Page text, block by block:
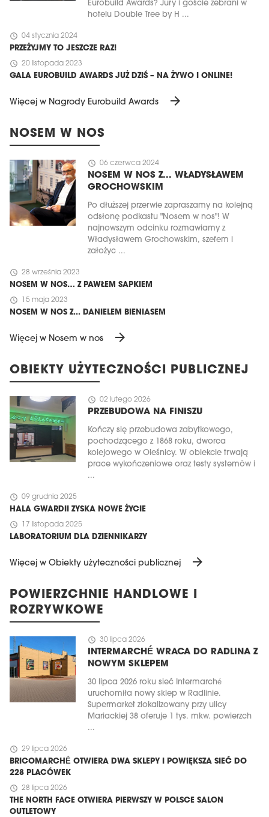
Eurobuild Awards? Jury i goście zebrani w
hotelu Double Tree by H ...
schedule 04 stycznia 2024
PRZEŻYJMY TO JESZCZE RAZ!
schedule 20 listopada 2023
GALA EUROBUILD AWARDS JUŻ DZIŚ – NA ŻYWO I ONLINE!
Więcej w Nagrody Eurobuild Awards arrow_forward
NOSEM W NOS
schedule 06 czerwca 2024
NOSEM W NOS Z... WŁADYSŁAWEM
GROCHOWSKIM
Po dłuższej przerwie zapraszamy na kolejną
odsłonę podkastu "Nosem w nos"! W
najnowszym odcinku rozmawiamy z
Władysławem Grochowskim, szefem i
założyc ...
schedule 28 września 2023
NOSEM W NOS… Z PAWŁEM SAPKIEM
schedule 15 maja 2023
NOSEM W NOS Z... DANIELEM BIENIASEM
Więcej w Nosem w nos arrow_forward
OBIEKTY UŻYTECZNOŚCI PUBLICZNEJ
schedule 02 lutego 2026
PRZEBUDOWA NA FINISZU
Kończy się przebudowa zabytkowego,
pochodzącego z 1868 roku, dworca
kolejowego w Oleśnicy. W obiekcie trwają
prace wykończeniowe oraz testy systemów i
...
schedule 09 grudnia 2025
HALA GWARDII ZYSKA NOWE ŻYCIE
schedule 17 listopada 2025
LABORATORIUM DLA DZIENNIKARZY
Więcej w Obiekty użyteczności publicznej arrow_forward
POWIERZCHNIE HANDLOWE I
ROZRYWKOWE
schedule 30 lipca 2026
INTERMARCHÉ WRACA DO RADLINA Z
NOWYM SKLEPEM
30 lipca 2026 roku sieć Intermarché
uruchomiła nowy sklep w Radlinie.
Supermarket zlokalizowany przy ulicy
Mariackiej 38 oferuje 1 tys. mkw. powierzch
...
schedule 29 lipca 2026
BRICOMARCHÉ OTWIERA DWA SKLEPY I POWIĘKSZA SIEĆ DO
228 PLACÓWEK
schedule 28 lipca 2026
THE NORTH FACE OTWIERA PIERWSZY W POLSCE SALON
OUTLETOWY